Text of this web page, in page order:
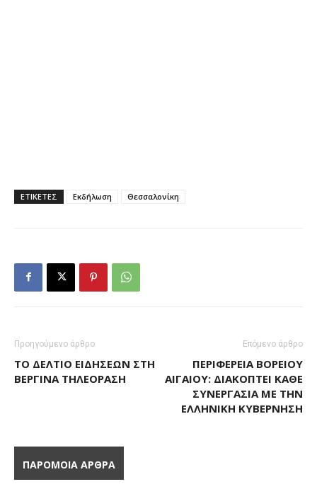
ΕΤΙΚΕΤΕΣ Εκδήλωση Θεσσαλονίκη
Προηγούμενο άρθρο
ΤΟ ΔΕΛΤΊΟ ΕΙΔΉΣΕΩΝ ΣΤΗ
ΒΕΡΓΊΝΑ ΤΗΛΕΌΡΑΣΗ
Επόμενο άρθρο
ΠΕΡΙΦΈΡΕΙΑ ΒΟΡΕΊΟΥ
ΑΙΓΑΊΟΥ: ΔΙΑΚΌΠΤΕΙ ΚΆΘΕ
ΣΥΝΕΡΓΑΣΊΑ ΜΕ ΤΗΝ
ΕΛΛΗΝΙΚΉ ΚΥΒΈΡΝΗΣΗ
ΠΑΡΟΜΟΙΑ ΑΡΘΡΑ